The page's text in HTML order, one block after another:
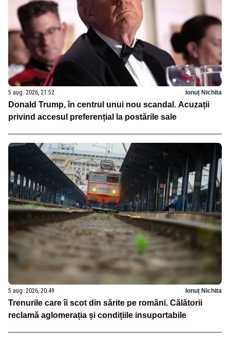
5 aug. 2026, 21:52 Ionuț Nichita
Donald Trump, în centrul unui nou scandal. Acuzații
privind accesul preferențial la postările sale
5 aug. 2026, 20:49 Ionuț Nichita
Trenurile care îi scot din sărite pe români. Călătorii
reclamă aglomerația și condițiile insuportabile